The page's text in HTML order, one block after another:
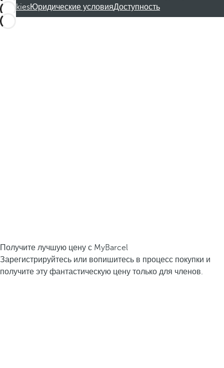
CookiesЮридические условияДоступность
Получите лучшую цену с MyBarcel
Зарегистрируйтесь или вопишитесь в процесс покупки и
получите эту фантастическую цену только для членов.